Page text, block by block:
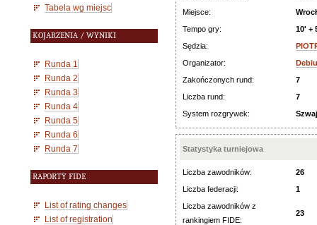
Tabela wg miejsc
KOJARZENIA / WYNIKI
Runda 1
Runda 2
Runda 3
Runda 4
Runda 5
Runda 6
Runda 7
RAPORTY FIDE
List of rating changes
List of registration
Miejsce:
Tempo gry:
10' +
Sędzia:
Organizator:
Zakończonych rund:
7
Liczba rund:
7
System rozgrywek:
Statystyka turniejowa
Liczba zawodników:
26
Liczba federacji:
1
Liczba zawodników z
rankingiem FIDE:
23